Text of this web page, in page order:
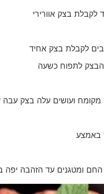
בצק אוורירי
הבצק לתפוח כשעה
ועושים עלה בצק עבה
באמצע
ומטגנים עד הזהבה יפה